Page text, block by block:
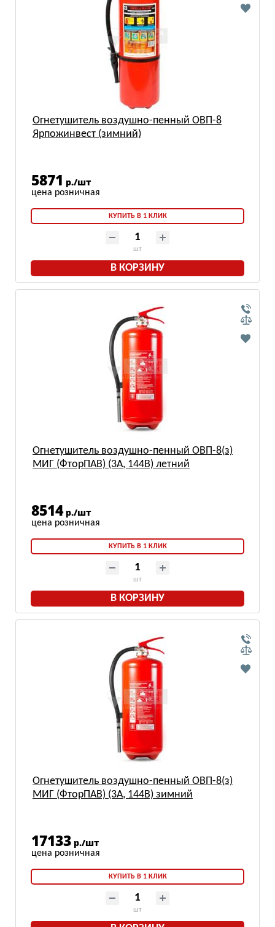
Огнетушитель воздушно-пенный ОВП-8
Ярпожинвест (зимний)
5871 р./шт
КУПИТЬ В 1 КЛИК
шт
В КОРЗИНУ
Огнетушитель воздушно-пенный ОВП-8(з)
МИГ (ФторПАВ) (3А, 144В) летний
8514 р./шт
КУПИТЬ В 1 КЛИК
шт
В КОРЗИНУ
Огнетушитель воздушно-пенный ОВП-8(з)
МИГ (ФторПАВ) (3А, 144В) зимний
17133 р./шт
КУПИТЬ В 1 КЛИК
шт